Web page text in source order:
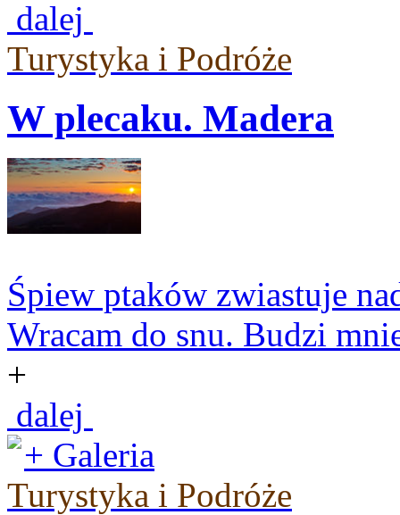
dalej
Turystyka i Podróże
W plecaku. Madera
Śpiew ptaków zwiastuje
Wracam do snu. Budzi
+
dalej
+ Galeria
Turystyka i Podróże